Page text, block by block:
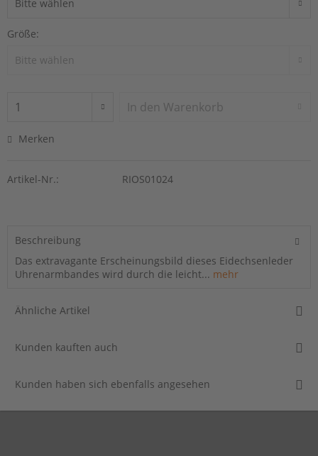
Größe:
In den Warenkorb
Merken
Artikel-Nr.: RIOS01024
Beschreibung
Das extravagante Erscheinungsbild dieses Eidechsenleder
Uhrenarmbandes wird durch die leicht... mehr
Ähnliche Artikel
Kunden kauften auch
Kunden haben sich ebenfalls angesehen